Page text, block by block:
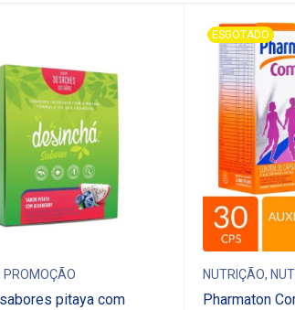
PROMOÇÃO
pitaya com
ESGOTADO
NUTRIÇÃO,
Pharmaton